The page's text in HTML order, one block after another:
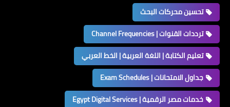
تحسين محركات البحث
ترددات القنوات | Channel Frequencies
تعليم الكتابة | اللغة العربية | الخط العربي
جداول الامتحانات | Exam Schedules
خدمات مصر الرقمية | Egypt Digital Services